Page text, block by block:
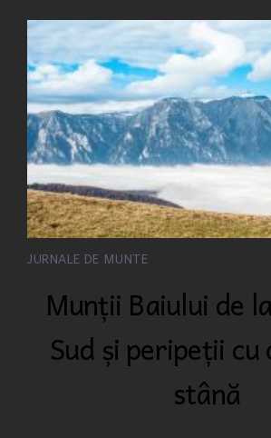
JURNALE DE MUNTE
Munții Baiului de
Sud și peripeții cu
stână